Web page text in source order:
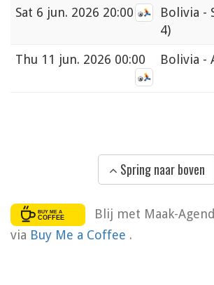
Sat 6 jun. 2026 20:00 Bolivia -
4)
Thu 11 jun. 2026 00:00 Bolivia -
Spring naar boven
Blij met Maak-
via Buy Me a Coffee .